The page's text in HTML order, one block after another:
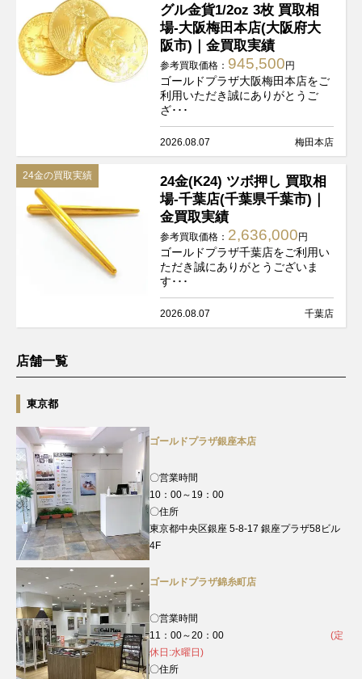
グル金貨1/2oz 3枚 買取相
場-大阪梅田本店(大阪府大
阪市)｜金買取実績
参考買取価格： 945,500円
ゴールドプラザ大阪梅田本店をご
利用いただき誠にありがとうご
ざ･･･
2026.08.07 梅田本店
24金の買取実績
24金(K24) ツボ押し 買取相
場-千葉店(千葉県千葉市)｜
金買取実績
参考買取価格： 2,636,000円
ゴールドプラザ千葉店をご利用い
ただき誠にありがとうございま
す･･･
2026.08.07 千葉店
店舗一覧
東京都
ゴールドプラザ銀座本店
〇営業時間
10：00～19：00
〇住所
東京都中央区銀座 5-8-17 銀座プラザ58ビル
4F
ゴールドプラザ錦糸町店
〇営業時間
11：00～20：00 (定
休日:水曜日)
〇住所